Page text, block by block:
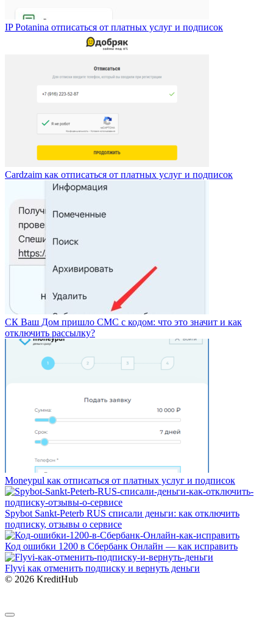
IP Potanina отписаться от платных услуг и подписок
Cardzaim как отписаться от платных услуг и подписок
СК Ваш Дом пришло СМС с кодом: что это значит и как
отключить рассылку?
Moneypul как отписаться от платных услуг и подписок
Spybot Sankt-Peterb RUS списали деньги: как отключить
подписку, отзывы о сервисе
Код ошибки 1200 в Сбербанк Онлайн — как исправить
Flyvi как отменить подписку и вернуть деньги
© 2026 KreditHub